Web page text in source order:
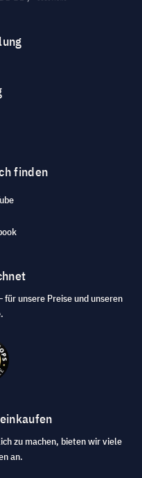
finden
unsere Preise und unseren
zu machen, bieten wir viele
an.